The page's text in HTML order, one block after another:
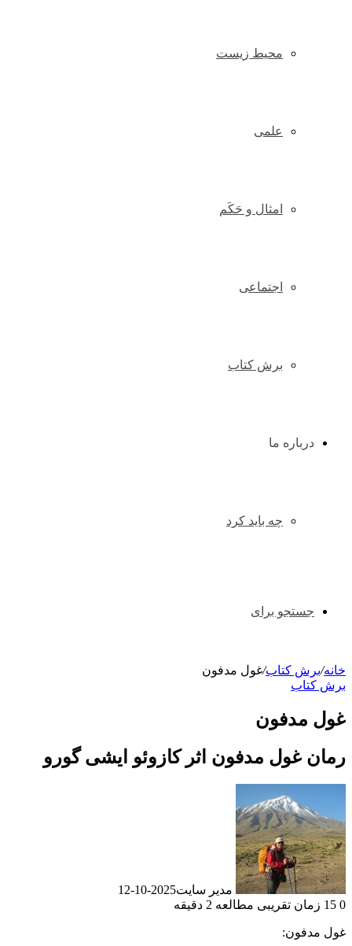
محیط زیست
علمی
امثال و حَکَم
اجتماعی
برش کتاب
درباره ما
چه باید کرد
جستجو برای
خانه/برش کتاب/غول مدفون
برش کتاب
غول مدفون
رمان غول مدفون اثر کازوئو ایشی گورو
مدیر سایت2025-10-12
0
زمان تقریبی مطالعه 2 دقیقه
غول مدفون: